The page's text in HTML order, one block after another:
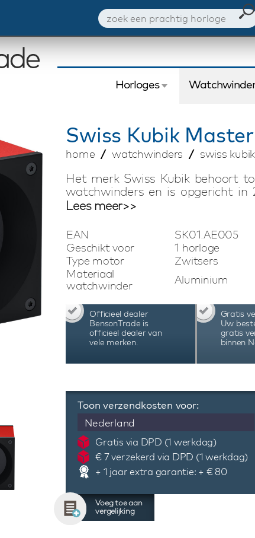
Horloges
Swiss Kubik
home watchwinders swiss kubik
Het merk Swiss Kubik behoort
watchwinders en is opgericht in
horlogetraditie biedt Swiss
Swiss Kubik watchwinders zijn
motor. Elke watchwinder heeft
hij gemakkelijk in een kluis kan
vakantie. Deze Swiss Kubik
automatisch horloge en maakt
app eenvoudig het gewenste
Swiss Kubik Masterbox
nauwkeurig worden ingesteld,
horloge. De Swiss Kubik
Zwitserland en staan bekend
uiting komt in de garantie van 3
Lees meer>>
EAN
SK01.AE005
Geschikt voor
1 horloge
Type motor
Zwitsers
Materiaal
watchwinder
Aluminium
Officieel dealer
BensonTrade is
officieel dealer van
vele merken.
Gratis
Uw
gratis
binnen
Toon verzendkosten voor:
Nederland
Gratis via DPD (1 werkdag)
€ 7 verzekerd via DPD (1 werkdag)
+ 1 jaar extra garantie: + € 80
Voeg toe aan
vergelijking